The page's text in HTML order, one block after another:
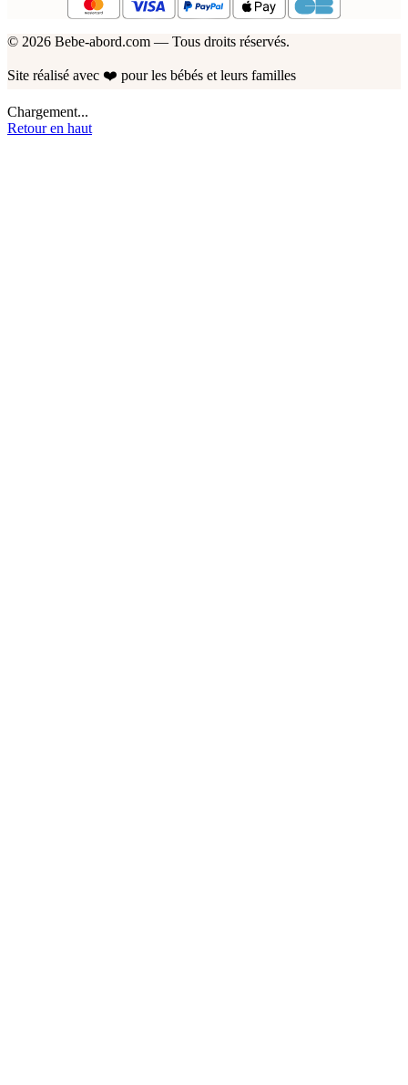
© 2026 Bebe-abord.com — Tous droits réservés.
Site réalisé avec ❤️ pour les bébés et leurs familles
Chargement...
Retour en haut